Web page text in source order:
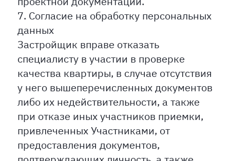
7. Согласие на обработку персональных
данных
Застройщик вправе отказать
специалисту в участии в проверке
качества квартиры, в случае отсутствия
у него вышеперечисленных документов
либо их недействительности, а также
при отказе иных участников приемки,
привлеченных Участниками, от
предоставления документов,